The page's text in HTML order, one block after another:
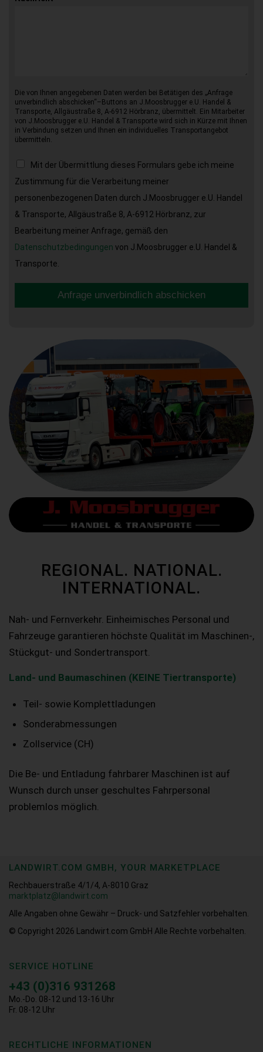
Die von Ihnen angegebenen Daten werden bei Betätigen des „Anfrage
unverbindlich abschicken“–Buttons an J.Moosbrugger e.U. Handel &
Transporte, Allgäustraße 8, A-6912 Hörbranz, übermittelt. Ein Mitarbeiter
von J.Moosbrugger e.U. Handel & Transporte wird sich in Kürze mit Ihnen
in Verbindung setzen und Ihnen ein individuelles Transportangebot
übermitteln.
Mit der Übermittlung dieses Formulars gebe ich meine
Zustimmung für die Verarbeitung meiner
personenbezogenen Daten durch J.Moosbrugger e.U. Handel
& Transporte, Allgäustraße 8, A-6912 Hörbranz, zur
Bearbeitung meiner Anfrage, gemäß den
Datenschutzbedingungen von J.Moosbrugger e.U. Handel &
Transporte.
Anfrage unverbindlich abschicken
REGIONAL. NATIONAL.
INTERNATIONAL.
Nah- und Fernverkehr. Einheimisches Personal und
Fahrzeuge garantieren höchste Qualität im Maschinen-,
Stückgut- und Sondertransport.
Land- und Baumaschinen (KEINE Tiertransporte)
Teil- sowie Komplettladungen
Sonderabmessungen
Zollservice (CH)
Die Be- und Entladung fahrbarer Maschinen ist auf
Wunsch durch unser geschultes Fahrpersonal
problemlos möglich.
LANDWIRT.COM GMBH, YOUR MARKETPLACE
Rechbauerstraße 4/1/4, A-8010 Graz
marktplatz@landwirt.com
Alle Angaben ohne Gewähr – Druck- und Satzfehler vorbehalten.
© Copyright 2026
Landwirt.com GmbH Alle Rechte vorbehalten.
SERVICE HOTLINE
+43 (0)316 931268
Mo.-Do. 08-12 und 13-16 Uhr
Fr. 08-12 Uhr
RECHTLICHE INFORMATIONEN